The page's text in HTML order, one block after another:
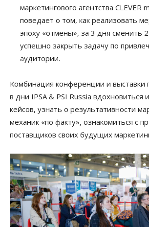
маркетингового агентства CLEVER
поведает о том, как реализовать
эпоху «отмены», за 3 дня сменить
успешно закрыть задачу по
аудитории.
Комбинация конференции и выставки
в дни IPSA & PSI Russia вдохновиться
кейсов, узнать о результативности
механик «по факту», ознакомиться с
поставщиков своих будущих